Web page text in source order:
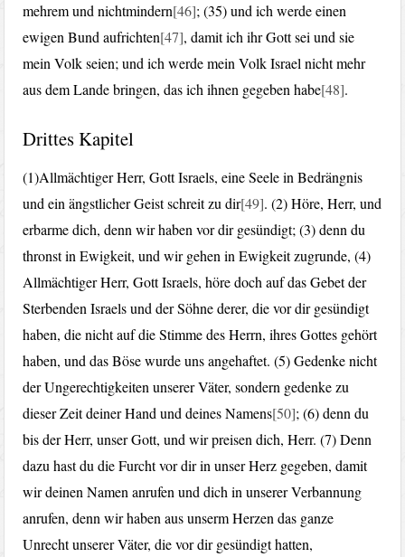
mehrem und nichtmindern[46]; (35) und ich werde einen
ewigen Bund aufrichten[47], damit ich ihr Gott sei und sie
mein Volk seien; und ich werde mein Volk Israel nicht mehr
aus dem Lande bringen, das ich ihnen gegeben habe[48].
Drittes Kapitel
(1)Allmächtiger Herr, Gott Israels, eine Seele in Bedrängnis
und ein ängstlicher Geist schreit zu dir[49]. (2) Höre, Herr, und
erbarme dich, denn wir haben vor dir gesündigt; (3) denn du
thronst in Ewigkeit, und wir gehen in Ewigkeit zugrunde, (4)
Allmächtiger Herr, Gott Israels, höre doch auf das Gebet der
Sterbenden Israels und der Söhne derer, die vor dir gesündigt
haben, die nicht auf die Stimme des Herrn, ihres Gottes gehört
haben, und das Böse wurde uns angehaftet. (5) Gedenke nicht
der Ungerechtigkeiten unserer Väter, sondern gedenke zu
dieser Zeit deiner Hand und deines Namens[50]; (6) denn du
bis der Herr, unser Gott, und wir preisen dich, Herr. (7) Denn
dazu hast du die Furcht vor dir in unser Herz gegeben, damit
wir deinen Namen anrufen und dich in unserer Verbannung
anrufen, denn wir haben aus unserm Herzen das ganze
Unrecht unserer Väter, die vor dir gesündigt hatten,